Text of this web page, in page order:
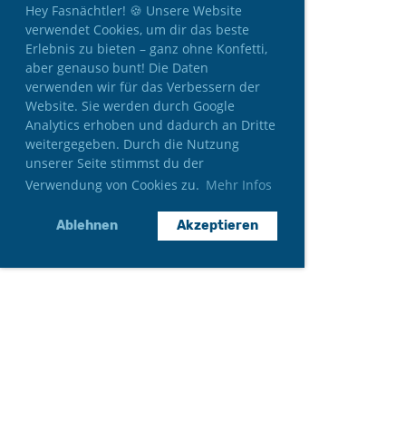
Hey Fasnächtler! 🍪 Unsere Website
verwendet Cookies, um dir das beste
Erlebnis zu bieten – ganz ohne Konfetti,
aber genauso bunt! Die Daten
verwenden wir für das Verbessern der
Website. Sie werden durch Google
Analytics erhoben und dadurch an Dritte
weitergegeben. Durch die Nutzung
unserer Seite stimmst du der
Verwendung von Cookies zu. Mehr Infos
Ablehnen Akzeptieren